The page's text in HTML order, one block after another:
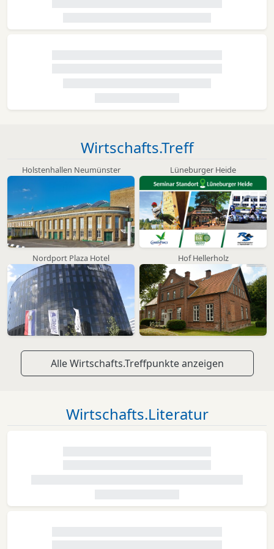
Wirtschafts.Treff
Holstenhallen Neumünster Lüneburger Heide
Nordport Plaza Hotel Hof Hellerholz
Alle Wirtschafts.Treffpunkte anzeigen
Wirtschafts.Literatur